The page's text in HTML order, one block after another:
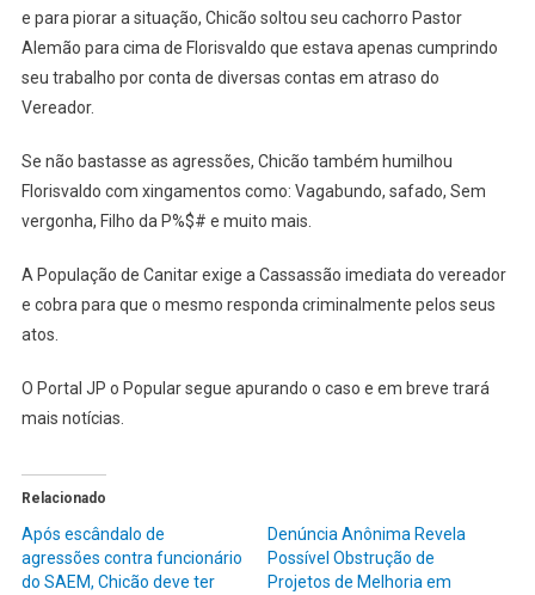
e para piorar a situação, Chicão soltou seu cachorro Pastor
Alemão para cima de Florisvaldo que estava apenas cumprindo
seu trabalho por conta de diversas contas em atraso do
Vereador.
Se não bastasse as agressões, Chicão também humilhou
Florisvaldo com xingamentos como: Vagabundo, safado, Sem
vergonha, Filho da P%$# e muito mais.
A População de Canitar exige a Cassassão imediata do vereador
e cobra para que o mesmo responda criminalmente pelos seus
atos.
O Portal JP o Popular segue apurando o caso e em breve trará
mais notícias.
Relacionado
Após escândalo de
agressões contra funcionário
do SAEM, Chicão deve ter
Denúncia Anônima Revela
Possível Obstrução de
Projetos de Melhoria em